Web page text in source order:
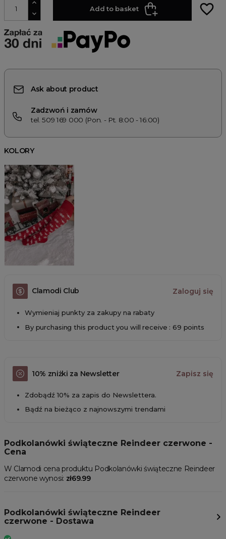
Add to basket favorite_border
Ask about product
Zadzwoń i zamów
tel. 509 169 000 (Pon. - Pt. 8:00 - 16:00)
KOLORY
Clamodi Club Zaloguj się
Wymieniaj punkty za zakupy na rabaty
By purchasing this product you will receive : 69 points
10% zniżki za Newsletter Zapisz się
Zdobądź 10% za zapis do Newslettera.
Bądź na bieżąco z najnowszymi trendami
Podkolanówki świąteczne Reindeer czerwone -
Cena
W Clamodi cena produktu Podkolanówki świąteczne Reindeer
czerwone wynosi: zł69.99
Podkolanówki świąteczne Reindeer
czerwone - Dostawa